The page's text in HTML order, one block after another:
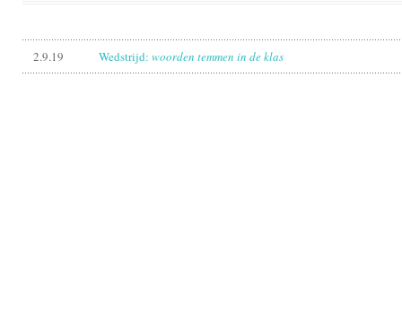
2.9.19 Wedstrijd: woorden temmen in de klas